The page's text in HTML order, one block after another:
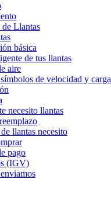
Llantas
básica
de tus llantas
aire
de velocidad y carga
necesito llantas
llantas necesito
pago
(IGV)